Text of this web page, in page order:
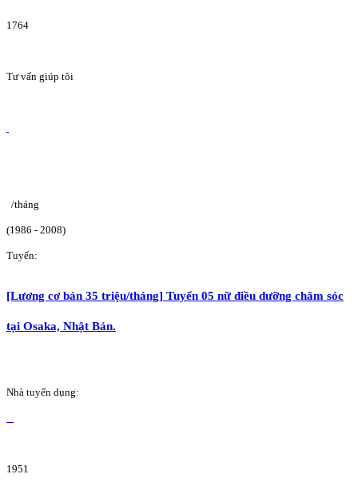
1764
Tư vấn giúp tôi
/tháng
(1986 - 2008)
Tuyển:
[Lương cơ bản 35 triệu/tháng] Tuyển 05 nữ điều dưỡng chăm sóc
tại Osaka, Nhật Bản.
Nhà tuyển dụng:
1951